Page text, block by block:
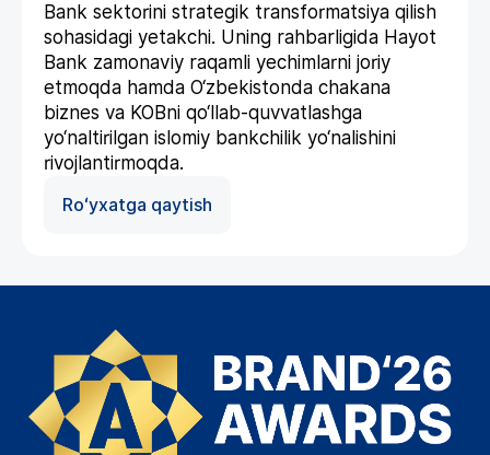
Bank sektorini strategik transformatsiya qilish
sohasidagi yetakchi. Uning rahbarligida Hayot
Bank zamonaviy raqamli yechimlarni joriy
etmoqda hamda O‘zbekistonda chakana
biznes va KOBni qo‘llab-quvvatlashga
yo‘naltirilgan islomiy bankchilik yo‘nalishini
rivojlantirmoqda.
Roʻyxatga qaytish